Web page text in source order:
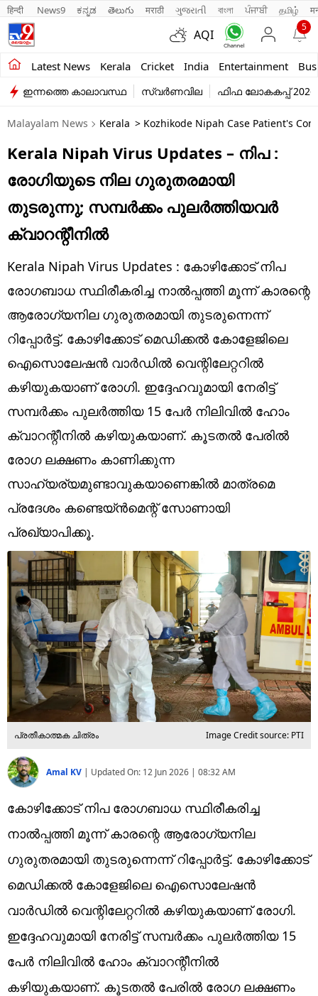
हिन्दी News9 ಕನ್ನಡ తెలుగు मराठी ગુજરાતી বাংলা ਪੰਜਾਬੀ தமிழ்
AQI
5
Latest News Kerala Cricket India Entertainment
Kerala
India
Entertainment
Business
Education
Sports
Lifestyle
world
Technology
Web Story
Photo
Short Videos
ഇന്നത്തെ കാലാവസ്ഥ സ്വർണവില ഫിഫ ലോകകപ്പ് 2026
Malayalam News Kerala > Kozhikode Nipah Case Patient's
Kerala Nipah Virus Updates – നിപ :
രോഗിയുടെ നില ഗുരുതരമായി
തുടരുന്നു; സമ്പര്‍ക്കം പുലര്‍ത്തിയവര്‍
ക്വാറന്റീനില്‍
Kerala Nipah Virus Updates : കോഴിക്കോട് നിപ
രോഗബാധ സ്ഥിരീകരിച്ച നാല്‍പ്പത്തി മൂന്ന് കാരന്റെ
ആരോഗ്യനില ഗുരുതരമായി തുടരുന്നെന്ന്
റിപ്പോര്‍ട്ട്. കോഴിക്കോട് മെഡിക്കല്‍ കോളേജിലെ
ഐസൊലേഷന്‍ വാര്‍ഡില്‍ വെന്റിലേറ്ററില്‍
കഴിയുകയാണ് രോഗി. ഇദ്ദേഹവുമായി നേരിട്ട്
സമ്പര്‍ക്കം പുലര്‍ത്തിയ 15 പേര്‍ നിലിവില്‍ ഹോം
ക്വാറന്റീനില്‍ കഴിയുകയാണ്. കൂടതല്‍ പേരില്‍
രോഗ ലക്ഷണം കാണിക്കുന്ന
സാഹ്യര്യമുണ്ടാവുകയാണെങ്കില്‍ മാത്രമെ
പ്രദേശം കണ്ടെയ്ന്‍മെന്റ് സോണായി
പ്രഖ്യാപിക്കൂ.
പ്രതീകാത്മക ചിത്രം Image Credit source: PTI
Amal KV | Updated On: 12 Jun 2026 | 08:32 AM
കോഴിക്കോട് നിപ രോഗബാധ സ്ഥിരീകരിച്ച
നാല്‍പ്പത്തി മൂന്ന് കാരന്റെ ആരോഗ്യനില
ഗുരുതരമായി തുടരുന്നെന്ന് റിപ്പോര്‍ട്ട്. കോഴിക്കോട്
മെഡിക്കല്‍ കോളേജിലെ ഐസൊലേഷന്‍
വാര്‍ഡില്‍ വെന്റിലേറ്ററില്‍ കഴിയുകയാണ് രോഗി.
ഇദ്ദേഹവുമായി നേരിട്ട് സമ്പര്‍ക്കം പുലര്‍ത്തിയ 15
പേര്‍ നിലിവില്‍ ഹോം ക്വാറന്റീനില്‍
കഴിയുകയാണ്. കൂടതല്‍ പേരില്‍ രോഗ ലക്ഷണം